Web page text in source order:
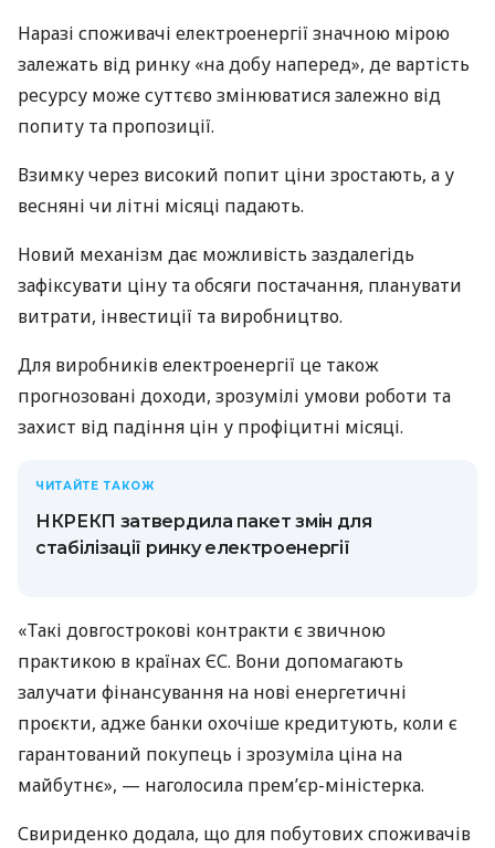
Наразі споживачі електроенергії значною мірою
залежать від ринку «на добу наперед», де вартість
ресурсу може суттєво змінюватися залежно від
попиту та пропозиції.
Взимку через високий попит ціни зростають, а у
весняні чи літні місяці падають.
Новий механізм дає можливість заздалегідь
зафіксувати ціну та обсяги постачання, планувати
витрати, інвестиції та виробництво.
Для виробників електроенергії це також
прогнозовані доходи, зрозумілі умови роботи та
захист від падіння цін у профіцитні місяці.
ЧИТАЙТЕ ТАКОЖ
НКРЕКП затвердила пакет змін для
стабілізації ринку електроенергії
«Такі довгострокові контракти є звичною
практикою в країнах ЄС. Вони допомагають
залучати фінансування на нові енергетичні
проєкти, адже банки охочіше кредитують, коли є
гарантований покупець і зрозуміла ціна на
майбутнє», — наголосила прем’єр-міністерка.
Свириденко додала, що для побутових споживачів